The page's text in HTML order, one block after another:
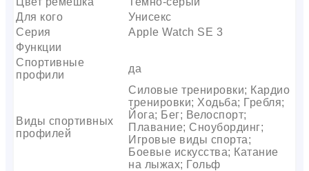
Для кого
Унисекс
Серия
Apple Watch SE 3
Функции
Спортивные
профили
да
Виды спортивных
профилей
Силовые тренировки; Кардио
тренировки; Ходьба; Гребля;
Йога; Бег; Велоспорт;
Плавание; Сноубординг;
Игровые виды спорта;
Боевые искусства; Катание
на лыжах; Гольф